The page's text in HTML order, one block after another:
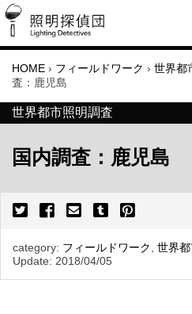
HOME › フィールドワーク › 世界都
査：鹿児島
世界都市照明調査
国内調査：鹿児島
category: フィールドワーク , 世界
Update: 2018/04/05